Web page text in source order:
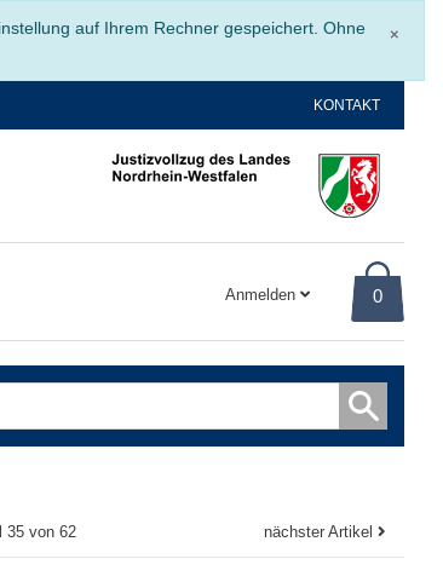
×
auf Ihrem Rechner gespeichert. Ohne
KONTAKT
Anmelden 0
35 von 62 nächster Artikel